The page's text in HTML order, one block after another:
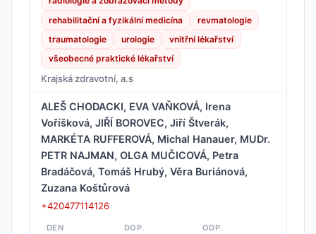
rehabilitační a fyzikální medicína
revmatologie
traumatologie
urologie
vnitřní lékařství
všeobecné praktické lékařství
Krajská zdravotní, a.s
ALEŠ CHODACKI, EVA VAŇKOVÁ, Irena
Voříšková, JIŘÍ BOROVEC, Jiří Štverák,
MARKÉTA RUFFEROVÁ, Michal Hanauer, MUDr.
PETR NAJMAN, OLGA MUČICOVÁ, Petra
Bradáčová, Tomáš Hrubý, Věra Buriánová,
Zuzana Koštůrová
+420477114126
DEN DOP. ODP.